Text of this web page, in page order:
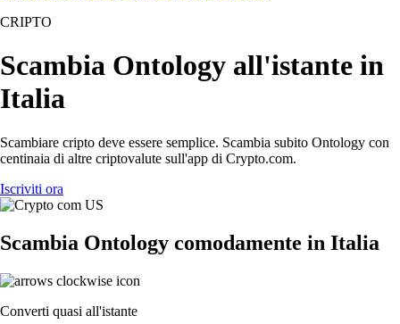
CRIPTO
Scambia Ontology all'istante in
Italia
Scambiare cripto deve essere semplice. Scambia subito Ontology con
centinaia di altre criptovalute sull'app di Crypto.com.
Iscriviti ora
Scambia Ontology comodamente in Italia
Converti quasi all'istante